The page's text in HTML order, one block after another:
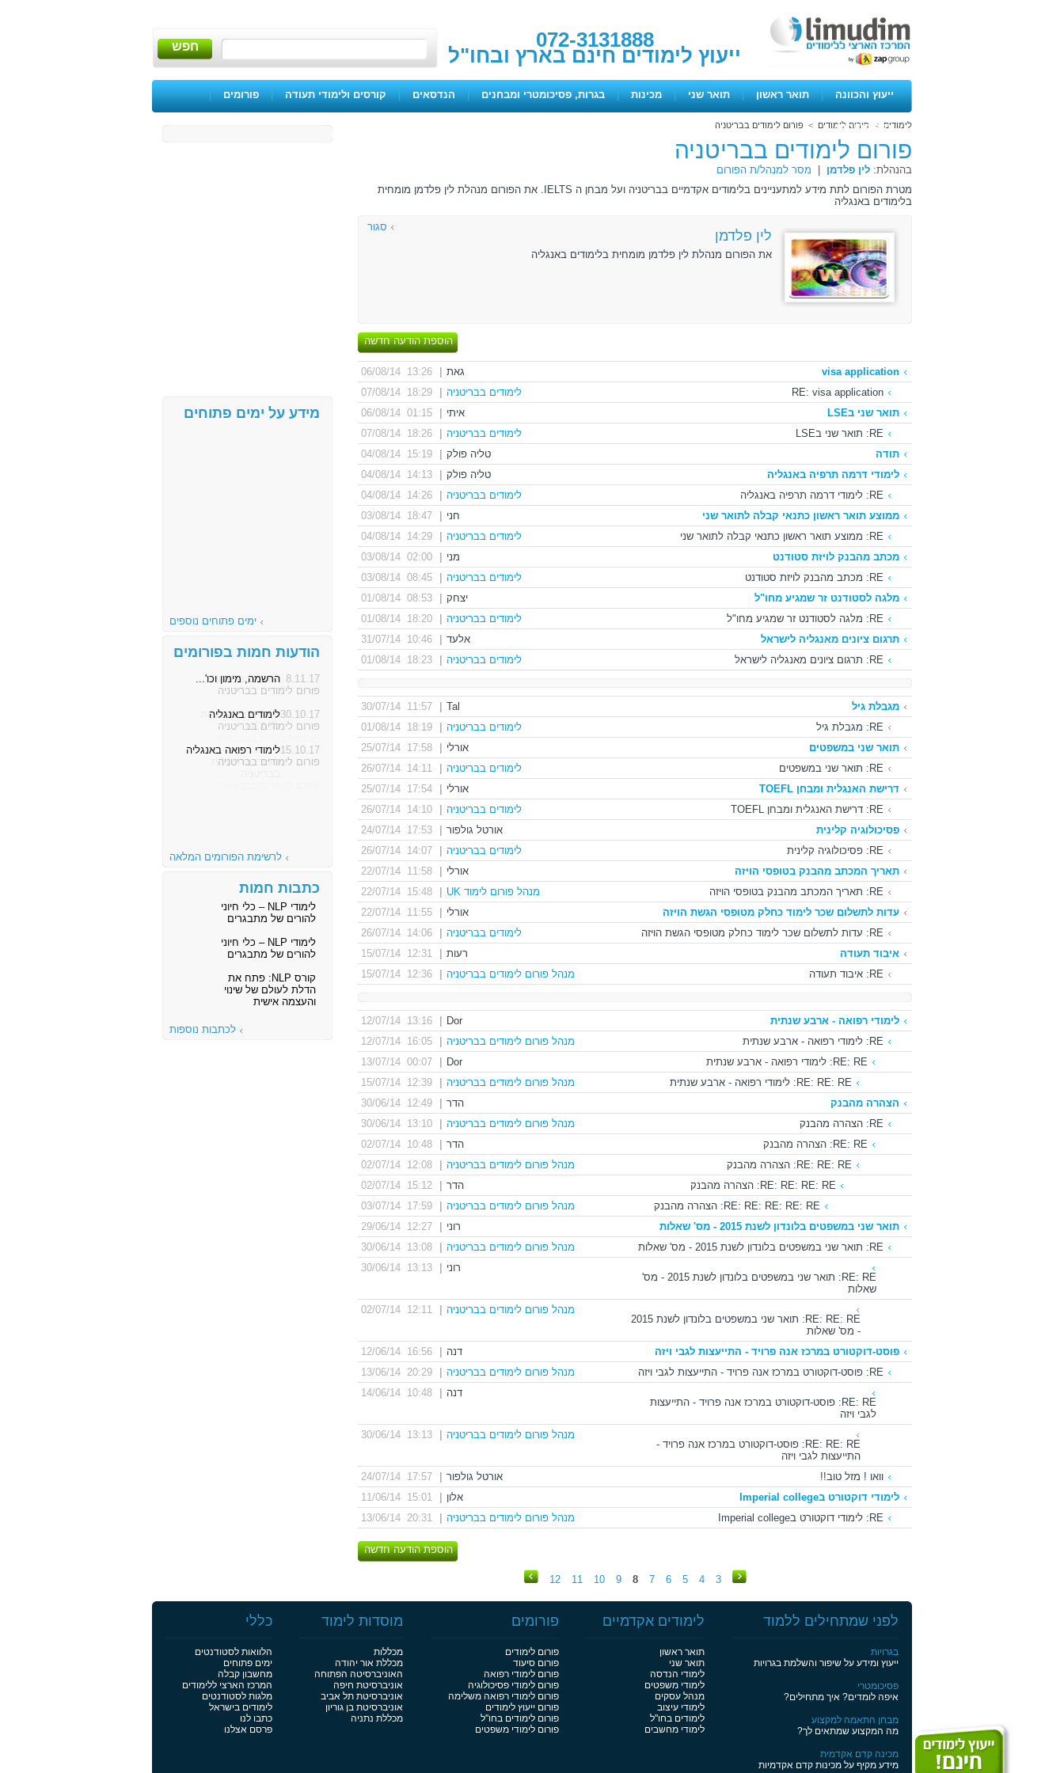
072-3131888
ייעוץ לימודים חינם בארץ ובחו"ל חפש
ייעוץ והכוונה | תואר ראשון | תואר שני | מכינות | בגרות, פסיכומטרי ומבחנים | הנדסאים | קורסים ולימודי תעודה | פורומים |
ימים פתוחיםלימודים > פורום לימודים > פורום לימודים בבריטניה
פורום לימודים בבריטניה
בהנהלת: לין פלדמן
מסר למנהל/ת הפורום
מטרת הפורום לתת מידע למתעניינים בלימודים אקדמיים בבריטניה ועל מבחן ה IELTS. את הפורום מנהלת לין פלדמן מומחית
בלימודים באנגליה
לין פלדמן
את הפורום מנהלת לין פלדמן מומחית בלימודים באנגליה
סגור
הוספת הודעה חדשה
visa application גאת
13:26 06/08/14
RE: visa application
לימודים בבריטניה
18:29 07/08/14
תואר שני בLSE
איתי
01:15 06/08/14
RE: תואר שני בLSE
לימודים בבריטניה
18:26 07/08/14
תודה
טליה פולק
15:19 04/08/14
לימודי דרמה תרפיה באנגליה
טליה פולק
14:13 04/08/14
RE: לימודי דרמה תרפיה באנגליה
לימודים בבריטניה
14:26 04/08/14
ממוצע תואר ראשון כתנאי קבלה לתואר שני
חני
18:47 03/08/14
RE: ממוצע תואר ראשון כתנאי קבלה לתואר שני
לימודים בבריטניה
14:29 04/08/14
מכתב מהבנק לויזת סטודנט
מני
02:00 03/08/14
RE: מכתב מהבנק לויזת סטודנט
לימודים בבריטניה
08:45 03/08/14
מלגה לסטודנט זר שמגיע מחו"ל
יצחק
08:53 01/08/14
RE: מלגה לסטודנט זר שמגיע מחו"ל
לימודים בבריטניה
18:20 01/08/14
תרגום ציונים מאנגליה לישראל
אלעד
10:46 31/07/14
RE: תרגום ציונים מאנגליה לישראל
לימודים בבריטניה 18:23 01/08/14
מגבלת גיל Tal
11:57 30/07/14
RE: מגבלת גיל
לימודים בבריטניה
18:19 01/08/14
תואר שני במשפטים
אורלי
17:58 25/07/14
RE: תואר שני במשפטים
לימודים בבריטניה
14:11 26/07/14
דרישת האנגלית ומבחן TOEFL
אורלי
17:54 25/07/14
RE: דרישת האנגלית ומבחן TOEFL
לימודים בבריטניה
14:10 26/07/14
פסיכולוגיה קלינית
אורטל גולפור
17:53 24/07/14
RE: פסיכולוגיה קלינית
לימודים בבריטניה
14:07 26/07/14
תאריך המכתב מהבנק בטופסי הויזה
אורלי
11:58 22/07/14
RE: תאריך המכתב מהבנק בטופסי הויזה
מנהל פורום לימוד UK
15:48 22/07/14
עדות לתשלום שכר לימוד כחלק מטופסי הגשת הויזה
אורלי
11:55 22/07/14
RE: עדות לתשלום שכר לימוד כחלק מטופסי הגשת הויזה
לימודים בבריטניה
14:06 26/07/14
איבוד תעודה
רעות
12:31 15/07/14
RE: איבוד תעודה
מנהל פורום לימודים בבריטניה 12:36 15/07/14
לימודי רפואה - ארבע שנתית Dor
13:16 12/07/14
RE: לימודי רפואה - ארבע שנתית
מנהל פורום לימודים בבריטניה
16:05 12/07/14
RE: RE: לימודי רפואה - ארבע שנתית
Dor
00:07 13/07/14
RE: RE: RE: לימודי רפואה - ארבע שנתית
מנהל פורום לימודים בבריטניה
12:39 15/07/14
הצהרה מהבנק
הדר
12:49 30/06/14
RE: הצהרה מהבנק
מנהל פורום לימודים בבריטניה
13:10 30/06/14
RE: RE: הצהרה מהבנק
הדר
10:48 02/07/14
RE: RE: RE: הצהרה מהבנק
מנהל פורום לימודים בבריטניה
12:08 02/07/14
RE: RE: RE: RE: הצהרה מהבנק
הדר
15:12 02/07/14
RE: RE: RE: RE: RE: הצהרה מהבנק
מנהל פורום לימודים בבריטניה
17:59 03/07/14
תואר שני במשפטים בלונדון לשנת 2015 - מס' שאלות
רוני
12:27 29/06/14
RE: תואר שני במשפטים בלונדון לשנת 2015 - מס' שאלות
מנהל פורום לימודים בבריטניה 13:08 30/06/14
RE: RE: תואר שני במשפטים בלונדון לשנת 2015 - מס'
שאלות
רוני 13:13 30/06/14
RE: RE: RE: תואר שני במשפטים בלונדון לשנת 2015
- מס' שאלות
מנהל פורום לימודים בבריטניה 12:11 02/07/14
פוסט-דוקטורט במרכז אנה פרויד - התייעצות לגבי ויזה דנה
16:56 12/06/14
RE: פוסט-דוקטורט במרכז אנה פרויד - התייעצות לגבי ויזה
מנהל פורום לימודים בבריטניה 20:29 13/06/14
RE: RE: פוסט-דוקטורט במרכז אנה פרויד - התייעצות
לגבי ויזה
דנה 10:48 14/06/14
RE: RE: RE: פוסט-דוקטורט במרכז אנה פרויד -
התייעצות לגבי ויזה
מנהל פורום לימודים בבריטניה 13:13 30/06/14
וואו ! מזל טוב!! אורטל גולפור
17:57 24/07/14
לימודי דוקטורט בImperial college
אלון
15:01 11/06/14
RE: לימודי דוקטורט בImperial college
מנהל פורום לימודים בבריטניה 20:31 13/06/14
הוספת הודעה חדשה
3
4
5
6
7
8
9
10
11
12
מידע על ימים פתוחים
ימים פתוחים נוספים
הודעות חמות בפורומים
8.11.17 הרשמה, מימון וכו'...
פורום לימודים בבריטניה
30.10.17לימודים באנגליה
פורום לימודים בבריטניה
15.10.17לימודי רפואה באנגליה
פורום לימודים בבריטניה
לרשימת הפורומים המלאה
כתבות חמות
לימודי NLP – כלי חיוני
להורים של מתבגרים
לימודי NLP – כלי חיוני
להורים של מתבגרים
קורס NLP: פתח את
הדלת לעולם של שינוי
והעצמה אישית
לכתבות נוספות
לפני שמתחילים ללמוד
בגרויות
ייעוץ ומידע על שיפור והשלמת בגרויות
פסיכומטרי
איפה לומדים? איך מתחילים?
מבחן התאמה למקצוע
מה המקצוע שמתאים לך?
מכינה קדם אקדמית
מידע מקיף על מכינות קדם אקדמיות
לימודים אקדמיים
תואר ראשון
תואר שני
לימודי הנדסה
לימודי משפטים
מנהל עסקים
לימודי עיצוב
לימודים בחו"ל
לימודי מחשבים
פורומים
פורום לימודים
פורום סיעוד
פורום לימודי רפואה
פורום לימודי פסיכולוגיה
פורום לימודי רפואה משלימה
פורום ייעוץ לימודים
פורום לימודים בחו"ל
פורום לימודי משפטים
מוסדות לימוד
מכללות
מכללת אור יהודה
האוניברסיטה הפתוחה
אוניברסיטת חיפה
אוניברסיטת תל אביב
אוניברסיטת בן גוריון
מכללת נתניה
כללי
הלוואות לסטודנטים
ימים פתוחים
מחשבון קבלה
המרכז הארצי ללימודים
מלגות לסטודנטים
לימודים בישראל
כתבו לנו
פרסם אצלנו